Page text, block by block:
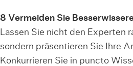
8 Vermeiden Sie
Lassen Sie nicht den Experten
sondern präsentieren Sie Ihre
Konkurrieren Sie in puncto